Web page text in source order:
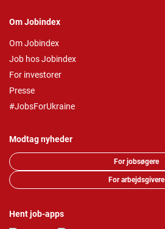
Om Jobindex
Om Jobindex
Job hos Jobindex
For investorer
Presse
#JobsForUkraine
Modtag nyheder
For jobsøgere
For arbejdsgivere
Hent job-apps